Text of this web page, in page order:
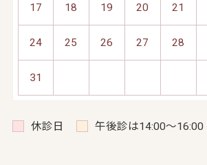
17 18 19 20 21
24 25 26 27 28
31
休診日 午後診は14:00～16:00